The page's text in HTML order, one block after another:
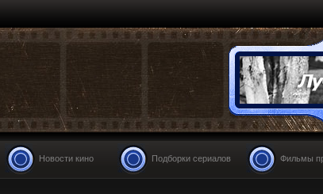
Новости кино Подборки сериалов Фильмы